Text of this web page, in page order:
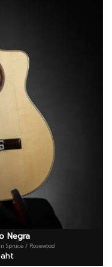
Negra
Spruce / Rosewood